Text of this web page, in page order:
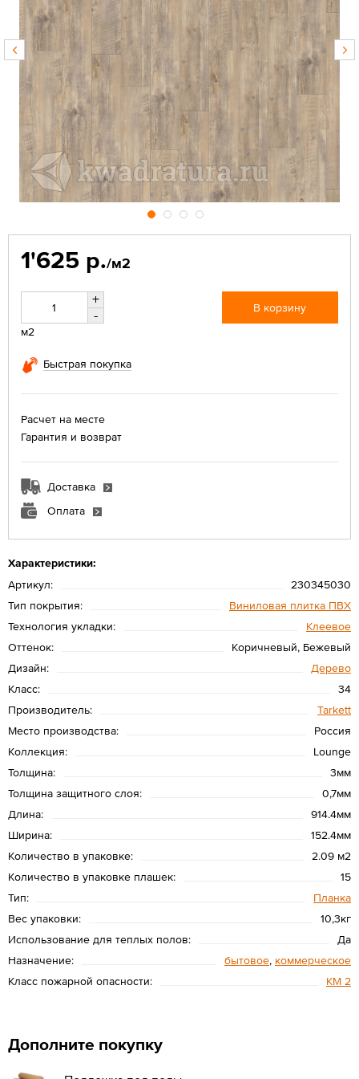
Характеристики:
Артикул:
230345030
Тип покрытия:
Виниловая плитка ПВХ
Технология укладки:
Клеевое
Оттенок:
Коричневый, Бежевый
Дизайн:
Дерево
Класс:
34
Производитель:
Tarkett
Место производства:
Россия
Коллекция:
Lounge
Толщина:
3мм
Толщина защитного слоя:
0,7мм
Длина:
914.4мм
Ширина:
152.4мм
Количество в упаковке:
2.09 м2
Количество в упаковке плашек:
15
Тип:
Планка
Вес упаковки:
10,3кг
Использование для теплых полов:
Да
Назначение:
бытовое, коммерческое
Класс пожарной опасности:
КМ 2
1'625 р./м2
+
-
м2
В корзину
Быстрая покупка
Расчет на месте
Гарантия и возврат
Доставка
Оплата
Дополните покупку